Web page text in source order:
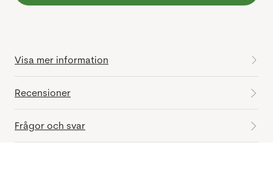
Visa mer information
Recensioner
Frågor och svar